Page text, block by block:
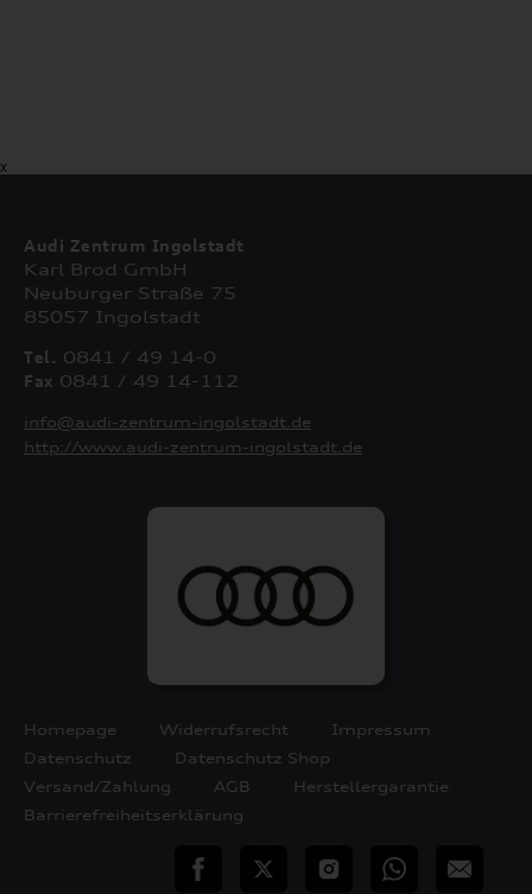
X
Audi Zentrum Ingolstadt
Karl Brod GmbH
Neuburger Straße 75
85057 Ingolstadt
Tel. 0841 / 49 14-0
Fax 0841 / 49 14-112
info@audi-zentrum-ingolstadt.de
http://www.audi-zentrum-ingolstadt.de
Homepage Widerrufsrecht
Impressum
Datenschutz
Datenschutz Shop
Versand/Zahlung
AGB
Herstellergarantie
Barrierefreiheitserklärung
teilen Twitter InstagramWhatsApp
E-